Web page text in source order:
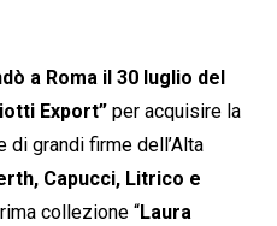
a Roma il 30 luglio del
Export” per acquisire la
grandi firme dell’Alta
Capucci, Litrico e
collezione “Laura